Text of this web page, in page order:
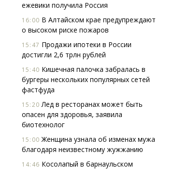
ежевики получила Россия
16:00 В Алтайском крае предупреждают
о высоком риске пожаров
15:47 Продажи ипотеки в России
достигли 2,6 трлн рублей
15:40 Кишечная палочка забралась в
бургеры нескольких популярных сетей
фастфуда
15:20 Лед в ресторанах может быть
опасен для здоровья, заявила
биотехнолог
15:00 Женщина узнала об изменах мужа
благодаря неизвестному жужжанию
14:46 Косолапый в барнаульском